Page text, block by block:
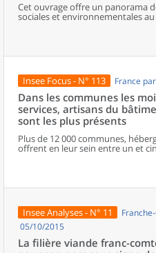
Cet ouvrage offre un panorama
sociales et environnementales
disparités géographiques en
population.
Insee Focus - N° 113 France
Dans les communes les
services, artisans du
sont les plus présents
Plus de 12 000 communes,
offrent en leur sein entre un et
Dans ces communes, les
boulangeries ou les supérettes,
services de proximité. Quant aux
dans des communes bénéficiant
encore plus large. Aux
possèdent aucun. Elles abritent
Insee Analyses - N° 11
05/10/2015
La filière viande franc-